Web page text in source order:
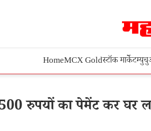
HomeMCX Goldस्टॉक मार्केट
रुपयों का पेमेंट कर घर